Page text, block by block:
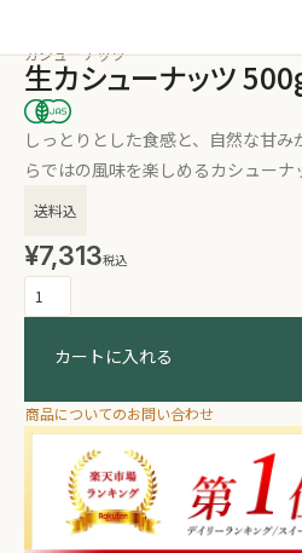
カシューナッツ
生カシューナッツ
しっとりとした食感と、自然な甘
らではの風味を楽しめるカシューナ
送料込
¥7,313税込
カートに入れる
商品についてのお問い合わせ